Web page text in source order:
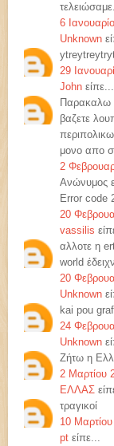
6
Unknown
29
John είπε...
Παρακαλω
βαζετε
μονο απο
2
Ανώνυμος
Error code
20
vassilis
αλλοτε η
world
20
Unknown
kai pou
24
Unknown
Ζήτω η
2 Μαρτίου
ΕΛΛΑΣ
τραγικοί
10
pt είπε...